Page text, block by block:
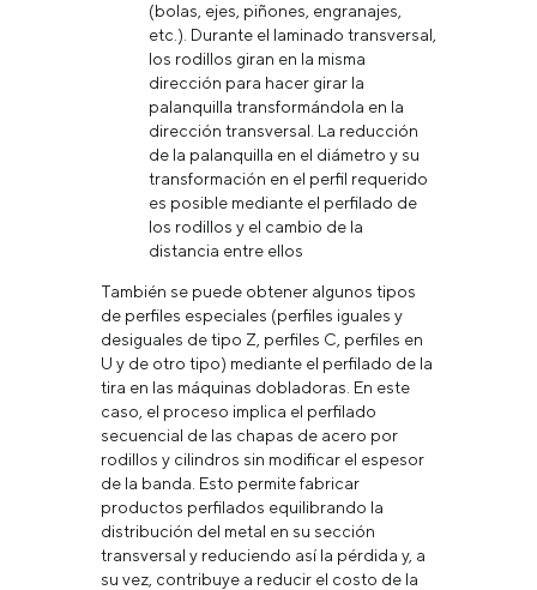
(bolas, ejes, piñones, engranajes,
etc.). Durante el laminado transversal,
los rodillos giran en la misma
dirección para hacer girar la
palanquilla transformándola en la
dirección transversal. La reducción
de la palanquilla en el diámetro y su
transformación en el perfil requerido
es posible mediante el perfilado de
los rodillos y el cambio de la
distancia entre ellos
También se puede obtener algunos tipos
de perfiles especiales (perfiles iguales y
desiguales de tipo Z, perfiles С, perfiles en
U y de otro tipo) mediante el perfilado de la
tira en las máquinas dobladoras. En este
caso, el proceso implica el perfilado
secuencial de las chapas de acero por
rodillos y cilindros sin modificar el espesor
de la banda. Esto permite fabricar
productos perfilados equilibrando la
distribución del metal en su sección
transversal y reduciendo así la pérdida y, a
su vez, contribuye a reducir el costo de la